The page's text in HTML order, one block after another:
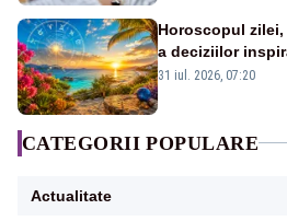
Horoscopul zilei,
a deciziilor
Vezi zodiile vizate
31 iul. 2026, 07:20
CATEGORII POPULARE
Actualitate